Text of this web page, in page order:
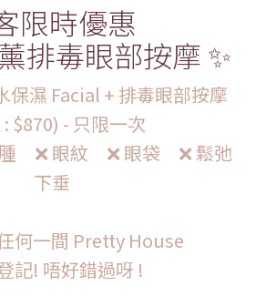
限時優惠
排毒眼部按摩 ✨
保濕 Facial + 排毒眼部按摩
$870) - 只限一次
❌ 眼紋 ❌ 眼袋 ❌ 鬆弛
下垂
何一間 Pretty House
記! 唔好錯過呀 !